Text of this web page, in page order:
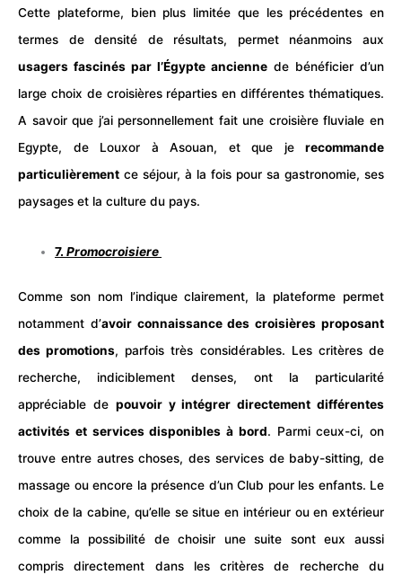
Cette plateforme, bien plus limitée que les précédentes en
termes de densité de résultats, permet néanmoins aux
usagers fascinés par l’Égypte ancienne de bénéficier d’un
large choix de croisières réparties en différentes thématiques.
A savoir que j’ai personnellement fait une croisière fluviale en
Egypte, de Louxor à Asouan, et que je recommande
particulièrement ce séjour, à la fois pour sa gastronomie, ses
paysages et la culture du pays.
7.Promocroisiere
Comme son nom l’indique clairement, la plateforme permet
notamment d’avoir connaissance des croisières proposant
des promotions, parfois très considérables. Les critères de
recherche, indiciblement denses, ont la particularité
appréciable de pouvoir y intégrer directement différentes
activités et services disponibles à bord. Parmi ceux-ci, on
trouve entre autres choses, des services de baby-sitting, de
massage ou encore la présence d’un Club pour les enfants. Le
choix de la cabine, qu’elle se situe en intérieur ou en extérieur
comme la possibilité de choisir une suite sont eux aussi
compris directement dans les critères de recherche du